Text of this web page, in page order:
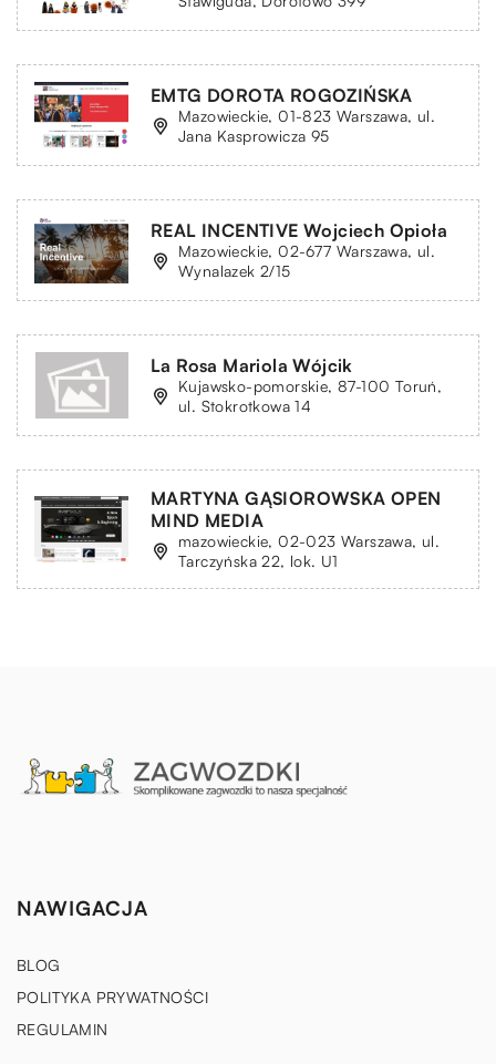
EMTG DOROTA ROGOZIŃSKA
Mazowieckie, 01-823 Warszawa, ul.
Jana Kasprowicza 95
REAL INCENTIVE Wojciech Opioła
Mazowieckie, 02-677 Warszawa, ul.
Wynalazek 2/15
La Rosa Mariola Wójcik
Kujawsko-pomorskie, 87-100 Toruń,
ul. Stokrotkowa 14
MARTYNA GĄSIOROWSKA OPEN
MIND MEDIA
mazowieckie, 02-023 Warszawa, ul.
Tarczyńska 22, lok. U1
NAWIGACJA
BLOG
POLITYKA PRYWATNOŚCI
REGULAMIN